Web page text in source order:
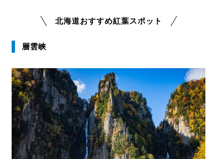
北海道おすすめ紅葉スポット
層雲峡